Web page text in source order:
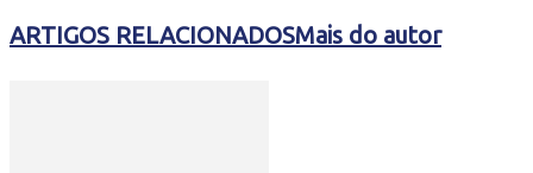
ARTIGOS RELACIONADOSMais do autor